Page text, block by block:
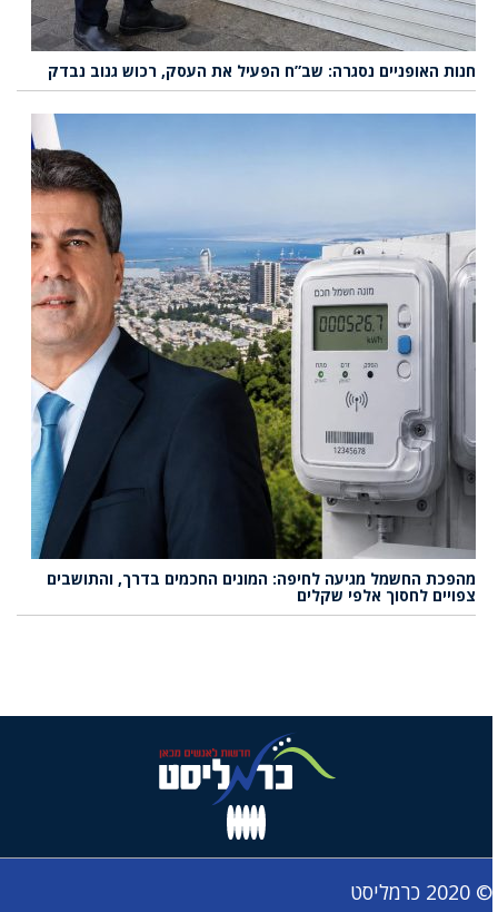
חנות האופניים נסגרה: שב”ח הפעיל את העסק, רכוש גנוב נבדק
מהפכת החשמל מגיעה לחיפה: המונים החכמים בדרך, והתושבים
צפויים לחסוך אלפי שקלים
© 2020 כרמליסט